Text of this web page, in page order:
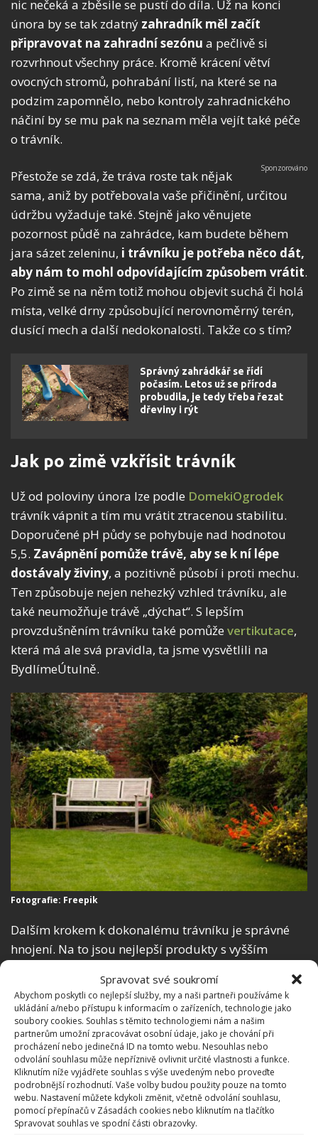
Spravovat své soukromí
Abychom poskytli co nejlepší služby, my a naši partneři používáme k
ukládání a/nebo přístupu k informacím o zařízeních, technologie jako
soubory cookies. Souhlas s těmito technologiemi nám a našim
partnerům umožní zpracovávat osobní údaje, jako je chování při
procházení nebo jedinečná ID na tomto webu. Nesouhlas nebo
odvolání souhlasu může nepříznivě ovlivnit určité vlastnosti a funkce.
Kliknutím níže vyjádřete souhlas s výše uvedeným nebo proveďte
podrobnější rozhodnutí. Vaše volby budou použity pouze na tomto
webu. Nastavení můžete kdykoli změnit, včetně odvolání souhlasu,
pomocí přepínačů v Zásadách cookies nebo kliknutím na tlačítko
Spravovat souhlas ve spodní části obrazovky.
nic nečeká a zběsile se pustí do díla. Už na konci
února by se tak zdatný zahradník měl začít
připravovat na zahradní sezónu a pečlivě si
rozvrhnout všechny práce. Kromě krácení větví
ovocných stromů, pohrabání listí, na které se na
podzim zapomnělo, nebo kontroly zahradnického
náčiní by se mu pak na seznam měla vejít také péče
o trávník.
Přestože se zdá, že tráva roste tak nějak
sama, aniž by potřebovala vaše přičinění, určitou
údržbu vyžaduje také. Stejně jako věnujete
pozornost půdě na zahrádce, kam budete během
jara sázet zeleninu, i trávníku je potřeba něco dát,
aby nám to mohl odpovídajícím způsobem vrátit.
Po zimě se na něm totiž mohou objevit suchá či holá
místa, velké drny způsobující nerovnoměrný terén,
dusící mech a další nedokonalosti. Takže co s tím?
Správný zahrádkář se řídí
počasím. Letos už se příroda
probudila, je tedy třeba řezat
dřeviny i rýt
Jak po zimě vzkřísit trávník
Už od poloviny února lze podle DomekiOgrodek
trávník vápnit a tím mu vrátit ztracenou stabilitu.
Doporučené pH půdy se pohybuje nad hodnotou
5,5. Zavápnění pomůže trávě, aby se k ní lépe
dostávaly živiny, a pozitivně působí i proti mechu.
Ten způsobuje nejen nehezký vzhled trávníku, ale
také neumožňuje trávě „dýchat“. S lepším
provzdušněním trávníku také pomůže vertikutace,
která má ale svá pravidla, ta jsme vysvětlili na
BydlímeÚtulně.
Fotografie: Freepik
Dalším krokem k dokonalému trávníku je správné
hnojení. Na to jsou nejlepší produkty s vyšším
trávník. Na škodu nejsou ani přídavky fosforu a
draslíku. Jak radí webTheGrassPeople,časné jaro
je rovněž vhodnou dobou na doplnění lysých
míst. Výsevnou směs na ně stačí nasypat, případně
zlehka přišlápnout a poté jemně prolít vodou.